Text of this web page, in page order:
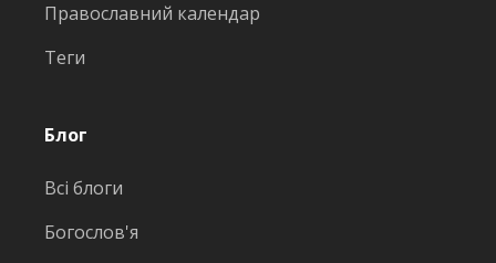
Православний календар
Теги
Блог
Всі блоги
Богослов'я